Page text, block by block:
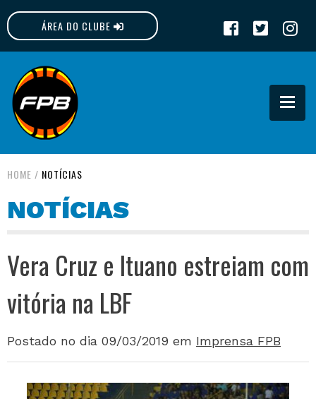
ÁREA DO CLUBE
FPB
HOME / NOTÍCIAS
NOTÍCIAS
Vera Cruz e Ituano estreiam com
vitória na LBF
Postado no dia 09/03/2019 em Imprensa FPB